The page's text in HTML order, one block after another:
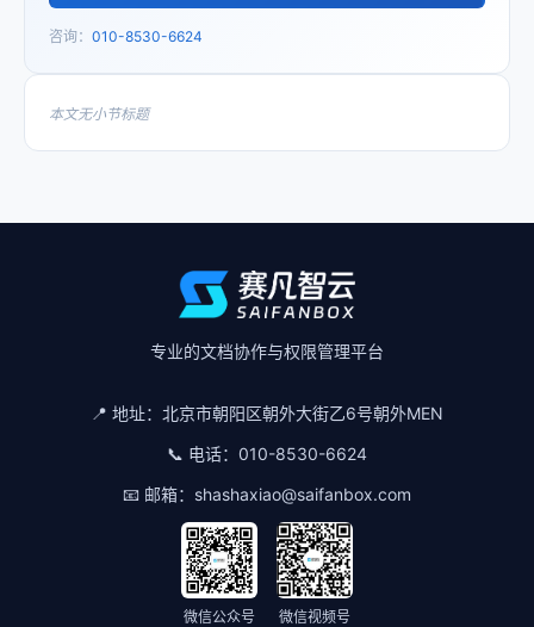
咨询： 010-8530-6624
本文无小节标题
专业的文档协作与权限管理平台
📍 地址： 北京市朝阳区朝外大街乙6号朝外MEN
📞 电话： 010-8530-6624
📧 邮箱： shashaxiao@saifanbox.com
微信公众号 微信视频号